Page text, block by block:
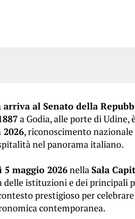
al Senato della
a Godia, alle porte di Udine,
, riconoscimento
nel panorama italiano.
maggio 2026nellaSala
delle istituzioni e dei principali
prestigioso per
contemporanea.